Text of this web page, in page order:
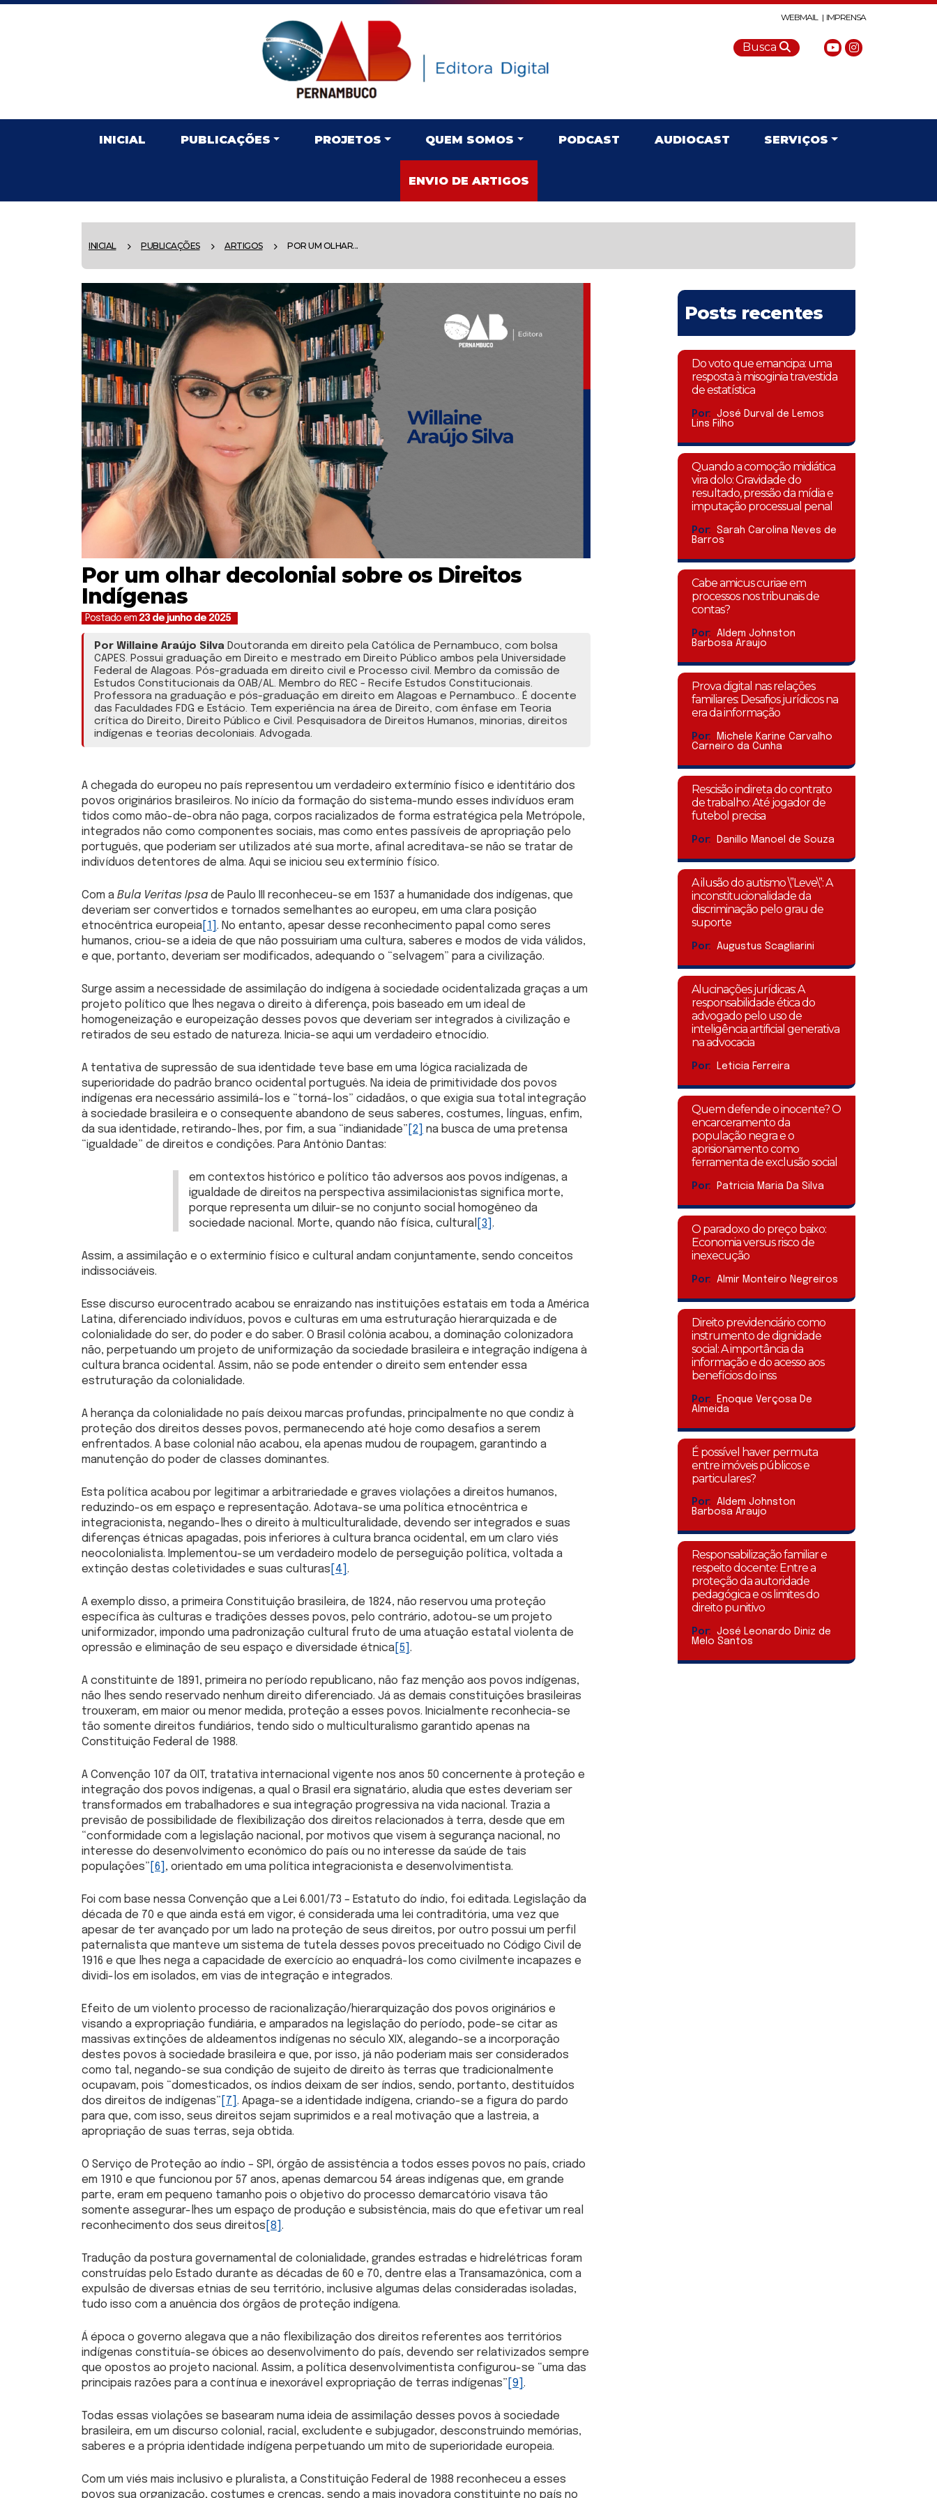
WEBMAIL | IMPRENSA
Busca
INICIAL PUBLICAÇÕES PROJETOS QUEM SOMOS PODCAST AUDIOCAST SERVIÇOS
ENVIO DE ARTIGOS
INICIAL PUBLICAÇÕES ARTIGOS POR UM OLHAR...
Por um olhar decolonial sobre os Direitos
Indígenas
Postado em 23 de junho de 2025
Por Willaine Araújo Silva Doutoranda em direito pela Católica de Pernambuco, com bolsa
CAPES. Possui graduação em Direito e mestrado em Direito Público ambos pela Universidade
Federal de Alagoas. Pós-graduada em direito civil e Processo civil. Membro da comissão de
Estudos Constitucionais da OAB/AL. Membro do REC - Recife Estudos Constitucionais.
Professora na graduação e pós-graduação em direito em Alagoas e Pernambuco.. É docente
das Faculdades FDG e Estácio. Tem experiência na área de Direito, com ênfase em Teoria
crítica do Direito, Direito Público e Civil. Pesquisadora de Direitos Humanos, minorias, direitos
indígenas e teorias decoloniais. Advogada.
A chegada do europeu no país representou um verdadeiro extermínio físico e identitário dos
povos originários brasileiros. No início da formação do sistema-mundo esses indivíduos eram
tidos como mão-de-obra não paga, corpos racializados de forma estratégica pela Metrópole,
integrados não como componentes sociais, mas como entes passíveis de apropriação pelo
português, que poderiam ser utilizados até sua morte, afinal acreditava-se não se tratar de
indivíduos detentores de alma. Aqui se iniciou seu extermínio físico.
Com a Bula Veritas Ipsa de Paulo III reconheceu-se em 1537 a humanidade dos indígenas, que
deveriam ser convertidos e tornados semelhantes ao europeu, em uma clara posição
etnocêntrica europeia [1] . No entanto, apesar desse reconhecimento papal como seres
humanos, criou-se a ideia de que não possuiriam uma cultura, saberes e modos de vida válidos,
e que, portanto, deveriam ser modificados, adequando o “selvagem” para a civilização.
Surge assim a necessidade de assimilação do indígena à sociedade ocidentalizada graças a um
projeto político que lhes negava o direito à diferença, pois baseado em um ideal de
homogeneização e europeização desses povos que deveriam ser integrados à civilização e
retirados de seu estado de natureza. Inicia-se aqui um verdadeiro etnocídio.
A tentativa de supressão de sua identidade teve base em uma lógica racializada de
superioridade do padrão branco ocidental português. Na ideia de primitividade dos povos
indígenas era necessário assimilá-los e “torná-los” cidadãos, o que exigia sua total integração
à sociedade brasileira e o consequente abandono de seus saberes, costumes, línguas, enfim,
da sua identidade, retirando-lhes, por fim, a sua “indianidade” [2]
na busca de uma pretensa
“igualdade” de direitos e condições. Para Antônio Dantas:
em contextos histórico e político tão adversos aos povos indígenas, a
igualdade de direitos na perspectiva assimilacionistas significa morte,
porque representa um diluir-se no conjunto social homogêneo da
sociedade nacional. Morte, quando não física, cultural [3].
Assim, a assimilação e o extermínio físico e cultural andam conjuntamente, sendo conceitos
indissociáveis.
Esse discurso eurocentrado acabou se enraizando nas instituições estatais em toda a América
Latina, diferenciado indivíduos, povos e culturas em uma estruturação hierarquizada e de
colonialidade do ser, do poder e do saber. O Brasil colônia acabou, a dominação colonizadora
não, perpetuando um projeto de uniformização da sociedade brasileira e integração indígena à
cultura branca ocidental. Assim, não se pode entender o direito sem entender essa
estruturação da colonialidade.
A herança da colonialidade no país deixou marcas profundas, principalmente no que condiz à
proteção dos direitos desses povos, permanecendo até hoje como desafios a serem
enfrentados. A base colonial não acabou, ela apenas mudou de roupagem, garantindo a
manutenção do poder de classes dominantes.
Esta política acabou por legitimar a arbitrariedade e graves violações a direitos humanos,
reduzindo-os em espaço e representação. Adotava-se uma política etnocêntrica e
integracionista, negando-lhes o direito à multiculturalidade, devendo ser integrados e suas
diferenças étnicas apagadas, pois inferiores à cultura branca ocidental, em um claro viés
neocolonialista. Implementou-se um verdadeiro modelo de perseguição política, voltada a
extinção destas coletividades e suas culturas [4] .
A exemplo disso, a primeira Constituição brasileira, de 1824, não reservou uma proteção
específica às culturas e tradições desses povos, pelo contrário, adotou-se um projeto
uniformizador, impondo uma padronização cultural fruto de uma atuação estatal violenta de
opressão e eliminação de seu espaço e diversidade étnica [5] .
A constituinte de 1891, primeira no período republicano, não faz menção aos povos indígenas,
não lhes sendo reservado nenhum direito diferenciado. Já as demais constituições brasileiras
trouxeram, em maior ou menor medida, proteção a esses povos. Inicialmente reconhecia-se
tão somente direitos fundiários, tendo sido o multiculturalismo garantido apenas na
Constituição Federal de 1988.
A Convenção 107 da OIT, tratativa internacional vigente nos anos 50 concernente à proteção e
integração dos povos indígenas, a qual o Brasil era signatário, aludia que estes deveriam ser
transformados em trabalhadores e sua integração progressiva na vida nacional. Trazia a
previsão de possibilidade de flexibilização dos direitos relacionados à terra, desde que em
“conformidade com a legislação nacional, por motivos que visem à segurança nacional, no
interesse do desenvolvimento econômico do país ou no interesse da saúde de tais
populações” [6] , orientado em uma política integracionista e desenvolvimentista.
Foi com base nessa Convenção que a Lei 6.001/73 – Estatuto do índio, foi editada. Legislação da
década de 70 e que ainda está em vigor, é considerada uma lei contraditória, uma vez que
apesar de ter avançado por um lado na proteção de seus direitos, por outro possui um perfil
paternalista que manteve um sistema de tutela desses povos preceituado no Código Civil de
1916 e que lhes nega a capacidade de exercício ao enquadrá-los como civilmente incapazes e
dividi-los em isolados, em vias de integração e integrados.
Efeito de um violento processo de racionalização/hierarquização dos povos originários e
visando a expropriação fundiária, e amparados na legislação do período, pode-se citar as
massivas extinções de aldeamentos indígenas no século XIX, alegando-se a incorporação
destes povos à sociedade brasileira e que, por isso, já não poderiam mais ser considerados
como tal, negando-se sua condição de sujeito de direito às terras que tradicionalmente
ocupavam, pois “domesticados, os índios deixam de ser índios, sendo, portanto, destituídos
dos direitos de indígenas” [7] . Apaga-se a identidade indígena, criando-se a figura do pardo
para que, com isso, seus direitos sejam suprimidos e a real motivação que a lastreia, a
apropriação de suas terras, seja obtida.
O Serviço de Proteção ao índio – SPI, órgão de assistência a todos esses povos no país, criado
em 1910 e que funcionou por 57 anos, apenas demarcou 54 áreas indígenas que, em grande
parte, eram em pequeno tamanho pois o objetivo do processo demarcatório visava tão
somente assegurar-lhes um espaço de produção e subsistência, mais do que efetivar um real
reconhecimento dos seus direitos [8] .
Tradução da postura governamental de colonialidade, grandes estradas e hidrelétricas foram
construídas pelo Estado durante as décadas de 60 e 70, dentre elas a Transamazônica, com a
expulsão de diversas etnias de seu território, inclusive algumas delas consideradas isoladas,
tudo isso com a anuência dos órgãos de proteção indígena.
Á época o governo alegava que a não flexibilização dos direitos referentes aos territórios
indígenas constituía-se óbices ao desenvolvimento do país, devendo ser relativizados sempre
que opostos ao projeto nacional. Assim, a política desenvolvimentista configurou-se “uma das
principais razões para a contínua e inexorável expropriação de terras indígenas” [9] .
Todas essas violações se basearam numa ideia de assimilação desses povos à sociedade
brasileira, em um discurso colonial, racial, excludente e subjugador, desconstruindo memórias,
saberes e a própria identidade indígena perpetuando um mito de superioridade europeia.
Com um viés mais inclusivo e pluralista, a Constituição Federal de 1988 reconheceu a esses
povos sua organização, costumes e crenças, sendo a mais inovadora constituinte no país no
Posts recentes
Do voto que emancipa: uma
resposta à misoginia travestida
de estatística
Por:
José Durval de Lemos
Lins Filho
Quando a comoção midiática
vira dolo: Gravidade do
resultado, pressão da mídia e
imputação processual penal
Por:
Sarah Carolina Neves de
Barros
Cabe amicus curiae em
processos nos tribunais de
contas?
Por:
Aldem Johnston
Barbosa Araujo
Prova digital nas relações
familiares: Desafios jurídicos na
era da informação
Por:
Michele Karine Carvalho
Carneiro da Cunha
Rescisão indireta do contrato
de trabalho: Até jogador de
futebol precisa
Por: Danillo Manoel de Souza
A ilusão do autismo \”Leve\”: A
inconstitucionalidade da
discriminação pelo grau de
suporte
Por: Augustus Scagliarini
Alucinações jurídicas: A
responsabilidade ética do
advogado pelo uso de
inteligência artificial generativa
na advocacia
Por: Leticia Ferreira
Quem defende o inocente? O
encarceramento da
população negra e o
aprisionamento como
ferramenta de exclusão social
Por: Patricia Maria Da Silva
O paradoxo do preço baixo:
Economia versus risco de
inexecução
Por: Almir Monteiro Negreiros
Direito previdenciário como
instrumento de dignidade
social: A importância da
informação e do acesso aos
benefícios do inss
Por:
Enoque Verçosa De
Almeida
É possível haver permuta
entre imóveis públicos e
particulares?
Por:
Aldem Johnston
Barbosa Araujo
Responsabilização familiar e
respeito docente: Entre a
proteção da autoridade
pedagógica e os limites do
direito punitivo
Por:
José Leonardo Diniz de
Melo Santos